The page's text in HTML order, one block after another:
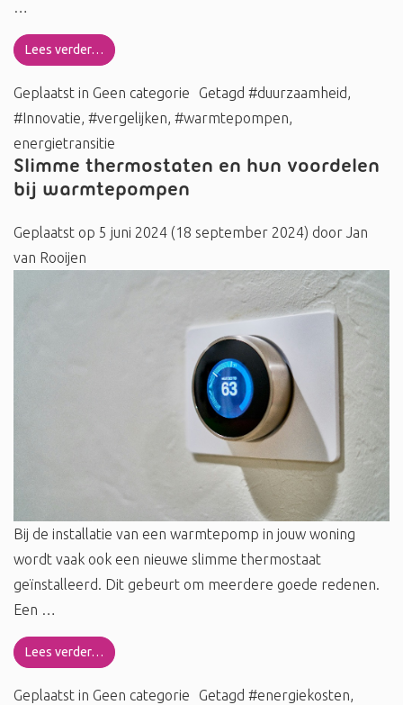
…
Lees verder…
Geplaatst in Geen categorie Getagd #duurzaamheid,
#Innovatie, #vergelijken, #warmtepompen,
energietransitie
Slimme thermostaten en hun voordelen
bij warmtepompen
Geplaatst op 5 juni 2024 (18 september 2024) door Jan
van Rooijen
Bij de installatie van een warmtepomp in jouw woning
wordt vaak ook een nieuwe slimme thermostaat
geïnstalleerd. Dit gebeurt om meerdere goede redenen.
Een …
Lees verder…
Geplaatst in Geen categorie Getagd #energiekosten,